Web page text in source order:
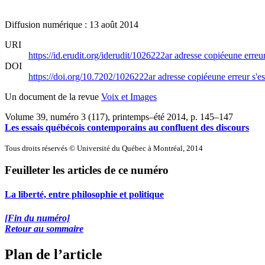
Diffusion numérique : 13 août 2014
URI
https://id.erudit.org/iderudit/1026222aradresse copiéeune
DOI
https://doi.org/10.7202/1026222aradresse copiéeune erreur
Un document de la revue Voix et Images
Volume 39, numéro 3 (117), printemps–été 2014, p. 145–147
Les essais québécois contemporains au confluent des discours
Tous droits réservés © Université du Québec à Montréal, 2014
Feuilleter les articles de ce numéro
La liberté, entre philosophie et politique
[Fin du numéro]
Retour au sommaire
Plan de l’article